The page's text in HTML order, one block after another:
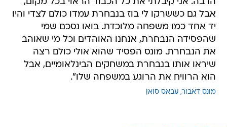
אבל גם כששרקו לי בוז בנבחרת עמדו כולם לצדי והיו
יד אחד כמו משפחה מלוכדת. בואו נסכם שמי
שהפסידה הנבחרת, אנחנו האוהדים וכל מי שאוהב
את הנבחרת. מונס הפסיד שהוא אולי כולם רצה
שיראו אותו בנבחרת במשחקים הבינלאומיים, אבל
הוא הרוויח את הרוגע במשפחה שלו".
מונס דאבור עבאס סואן